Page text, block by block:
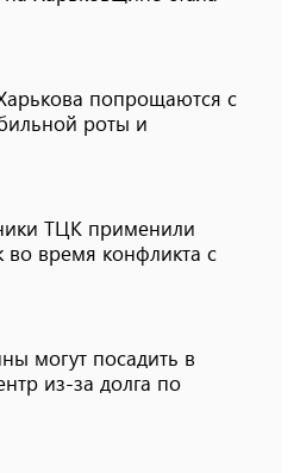
попрощаются с
роты и
ТЦК применили
во время конфликта с
могут посадить в
из-за долга по